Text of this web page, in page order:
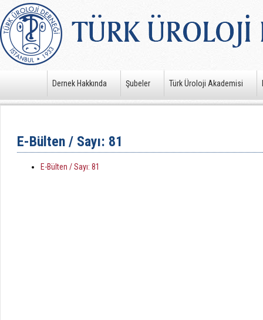
Dernek Hakkında Şubeler Türk Üroloji Akademisi
E-Bülten / Sayı: 81
E-Bülten / Sayı: 81